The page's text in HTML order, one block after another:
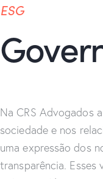
ESG
Na CRS Advogados
sociedade e nos
uma expressão dos
transparência. Esses